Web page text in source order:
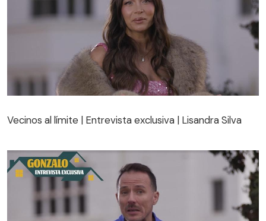
Vecinos al límite | Entrevista exclusiva | Lisandra Silva